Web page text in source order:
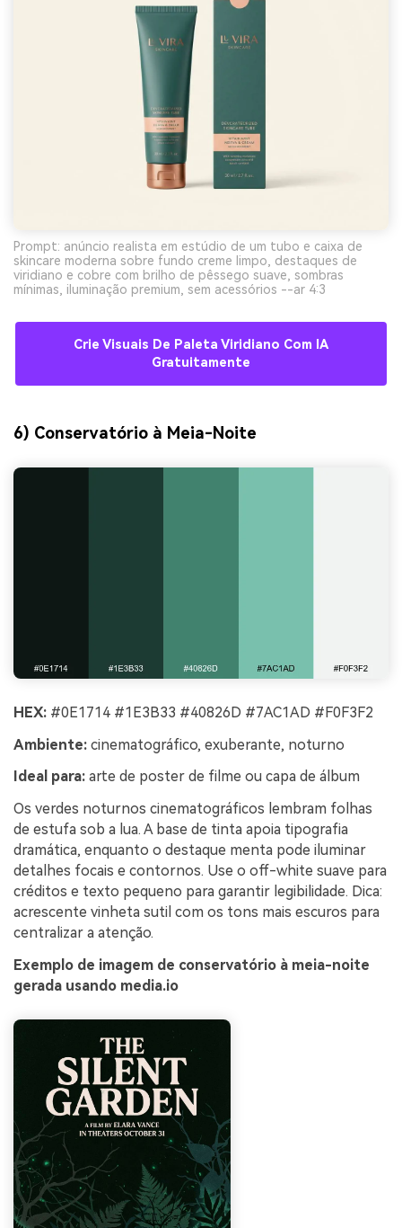
Prompt: anúncio realista em estúdio de um tubo e caixa de
skincare moderna sobre fundo creme limpo, destaques de
viridiano e cobre com brilho de pêssego suave, sombras
mínimas, iluminação premium, sem acessórios --ar 4:3
Crie Visuais De Paleta Viridiano Com IA
Gratuitamente
6) Conservatório à Meia-Noite
HEX: #0E1714 #1E3B33 #40826D #7AC1AD #F0F3F2
Ambiente: cinematográfico, exuberante, noturno
Ideal para: arte de poster de filme ou capa de álbum
Os verdes noturnos cinematográficos lembram folhas
de estufa sob a lua. A base de tinta apoia tipografia
dramática, enquanto o destaque menta pode iluminar
detalhes focais e contornos. Use o off-white suave para
créditos e texto pequeno para garantir legibilidade. Dica:
acrescente vinheta sutil com os tons mais escuros para
centralizar a atenção.
Exemplo de imagem de conservatório à meia-noite
gerada usando media.io